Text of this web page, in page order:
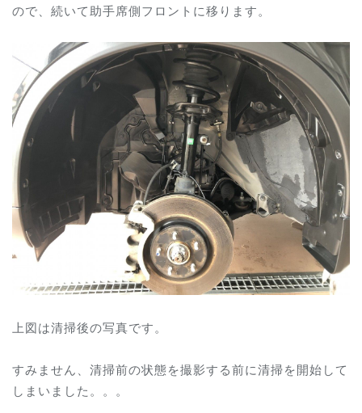
ので、続いて助手席側フロントに移ります。
上図は清掃後の写真です。
すみません、清掃前の状態を撮影する前に清掃を開始して
しまいました。。。